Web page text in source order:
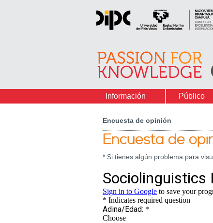
Información Público
Encuesta de opinión
Encuesta de
* Si tienes algún problema para